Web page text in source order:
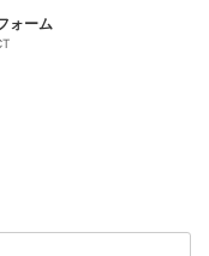
ォーム